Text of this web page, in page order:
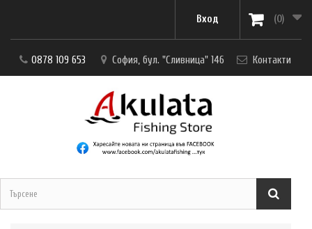
(0)
Вход
0878 109 653 София, бул. "Сливница" 146 Контакти